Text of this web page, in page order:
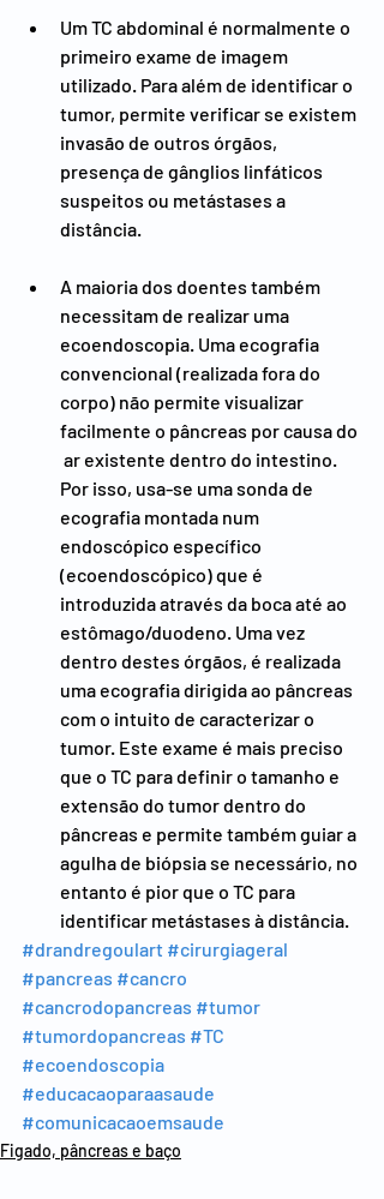
Um TC abdominal é normalmente o
primeiro exame de imagem
utilizado. Para além de identificar o
tumor, permite verificar se existem
invasão de outros órgãos,
presença de gânglios linfáticos
suspeitos ou metástases a
distância.
A maioria dos doentes também
necessitam de realizar uma
ecoendoscopia. Uma ecografia
convencional (realizada fora do
corpo) não permite visualizar
facilmente o pâncreas por causa do
ar existente dentro do intestino.
Por isso, usa-se uma sonda de
ecografia montada num
endoscópico específico
(ecoendoscópico) que é
introduzida através da boca até ao
estômago/duodeno. Uma vez
dentro destes órgãos, é realizada
uma ecografia dirigida ao pâncreas
com o intuito de caracterizar o
tumor. Este exame é mais preciso
que o TC para definir o tamanho e
extensão do tumor dentro do
pâncreas e permite também guiar a
agulha de biópsia se necessário, no
entanto é pior que o TC para
identificar metástases à distância.
#drandregoulart #cirurgiageral
#pancreas #cancro
#cancrodopancreas #tumor
#tumordopancreas #TC
#ecoendoscopia
#educacaoparaasaude
#comunicacaoemsaude
Figado, pâncreas e baço